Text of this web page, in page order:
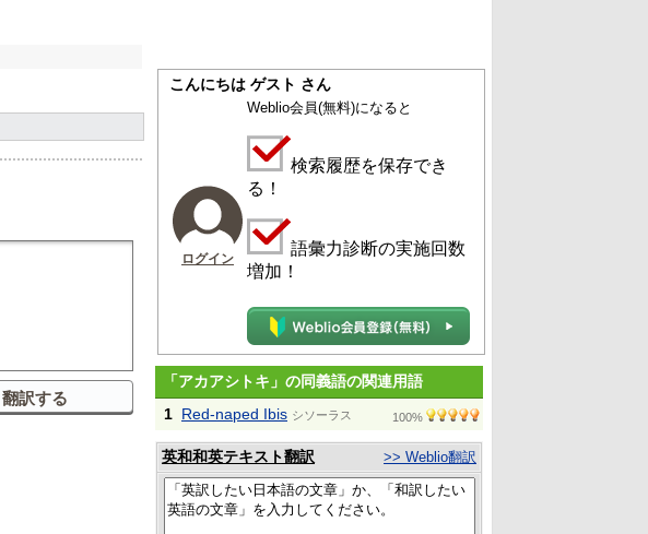
こんにちは ゲスト さん
ログイン
Weblio会員(無料)になると
検索履歴を保存でき
る！
語彙力診断の実施回数
増加！
「アカアシトキ」の同義語の関連用語
1 Red-naped Ibis シソーラス 100%
英和和英テキスト翻訳 >> Weblio翻訳